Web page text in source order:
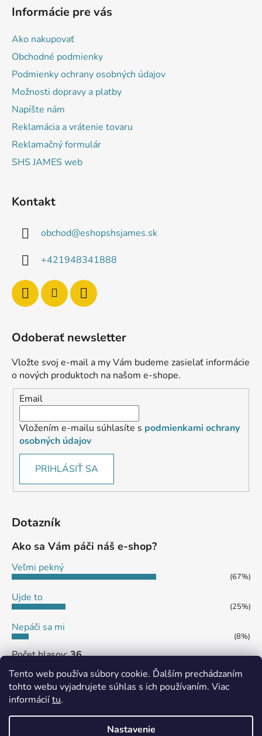
Tento web používa súbory cookie. Ďalším prechádzaním
tohto webu vyjadrujete súhlas s ich používaním. Viac
informáciítu.
Nastavenie
Informácie pre vás
Ako nakupovať
Obchodné podmienky
Podmienky ochrany osobných údajov
Možnosti dopravy a platby
Napíšte nám
Reklamácia a vrátenie tovaru
Reklamačný formulár
SHS JAMES web
Kontakt
obchod@eshopshsjames.sk
+421948341888
Odoberať newsletter
Vložte svoj e-mail a my Vám budeme zasielať informácie
o nových produktoch na našom e-shope.
Email
Vložením e-mailu súhlasíte s podmienkami ochrany
osobných údajov
PRIHLÁSIŤ SA
Dotazník
Ako sa Vám páči náš e-shop?
Veľmi pekný
(67%)
Ujde to
(25%)
Nepáči sa mi
(8%)
Počet hlasov:36
MôjPrvýEshop.sk Shoptet.sk